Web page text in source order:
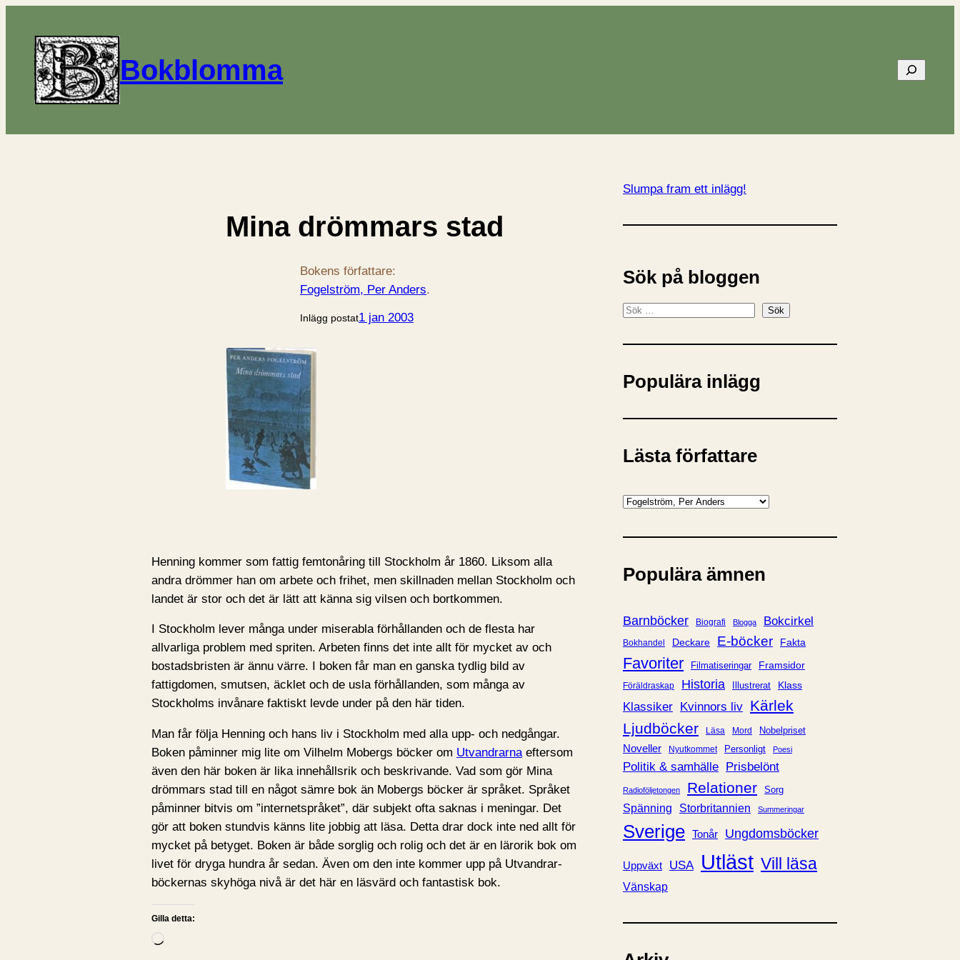
Bokblomma Sök
Mina drömmars stad
Bokens författare:
Fogelström, Per Anders.
Inlägg postat1 jan 2003
Henning kommer som fattig femtonåring till Stockholm år 1860. Liksom alla
andra drömmer han om arbete och frihet, men skillnaden mellan Stockholm och
landet är stor och det är lätt att känna sig vilsen och bortkommen.
I Stockholm lever många under miserabla förhållanden och de flesta har
allvarliga problem med spriten. Arbeten finns det inte allt för mycket av och
bostadsbristen är ännu värre. I boken får man en ganska tydlig bild av
fattigdomen, smutsen, äcklet och de usla förhållanden, som många av
Stockholms invånare faktiskt levde under på den här tiden.
Man får följa Henning och hans liv i Stockholm med alla upp- och nedgångar.
Boken påminner mig lite om Vilhelm Mobergs böcker om Utvandrarnaeftersom
även den här boken är lika innehållsrik och beskrivande. Vad som gör Mina
drömmars stad till en något sämre bok än Mobergs böcker är språket. Språket
påminner bitvis om ”internetspråket”, där subjekt ofta saknas i meningar. Det
gör att boken stundvis känns lite jobbig att läsa. Detta drar dock inte ned allt för
mycket på betyget. Boken är både sorglig och rolig och det är en lärorik bok om
livet för dryga hundra år sedan. Även om den inte kommer upp på Utvandrar-
böckernas skyhöga nivå är det här en läsvärd och fantastisk bok.
Gilla detta:
L
Slumpa fram ett inlägg!
Sök på bloggen
S
k
Sök
Populära inlägg
Lästa författare
K
t
g
i
e
r
Populära ämnen
Barnböcker Biografi Blogga Bokcirkel
Bokhandel Deckare E-böcker Fakta
Favoriter Filmatiseringar Framsidor
Föräldraskap Historia Illustrerat Klass
Klassiker Kvinnors liv Kärlek
Ljudböcker
Läsa Mord Nobelpriset
Noveller Nyutkommet Personligt Poesi
Politik & samhälle Prisbelönt
Radioföljetongen Relationer Sorg
Spänning Storbritannien Summeringar
Sverige Tonår Ungdomsböcker
Uppväxt USA Utläst Vill läsa
Vänskap